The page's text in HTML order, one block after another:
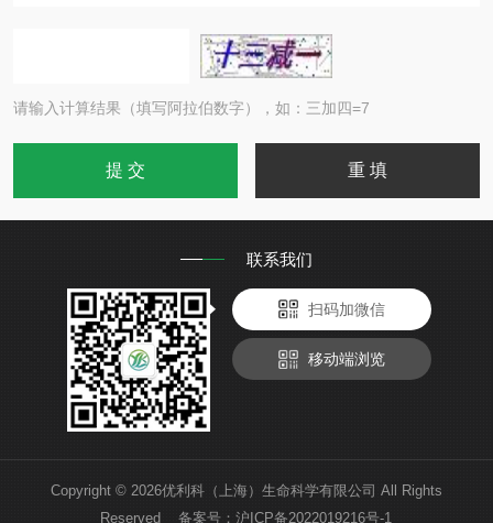
请输入计算结果（填写阿拉伯数字），如：三加四=7
联系我们
扫码加微信
移动端浏览
Copyright © 2026优利科（上海）生命科学有限公司 All Rights
Reserved 备案号：沪ICP备2022019216号-1